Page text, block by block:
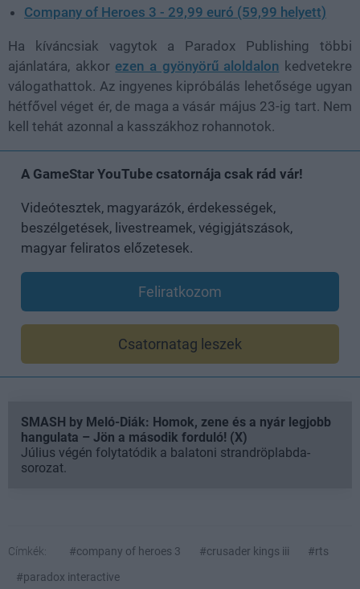
Company of Heroes 3 - 29,99 euró (59,99 helyett)
Ha kíváncsiak vagytok a Paradox Publishing többi
ajánlatára, akkor ezen a gyönyörű aloldalon kedvetekre
válogathattok. Az ingyenes kipróbálás lehetősége ugyan
hétfővel véget ér, de maga a vásár május 23-ig tart. Nem
kell tehát azonnal a kasszákhoz rohannotok.
A GameStar YouTube csatornája csak rád vár!
Videótesztek, magyarázók, érdekességek,
beszélgetések, livestreamek, végigjátszások,
magyar feliratos előzetesek.
Feliratkozom
Csatornatag leszek
SMASH by Meló-Diák: Homok, zene és a nyár legjobb
hangulata – Jön a második forduló! (X)
Július végén folytatódik a balatoni strandröplabda-
sorozat.
Címkék: #company of heroes 3 #crusader kings iii
#rts
#paradox interactive